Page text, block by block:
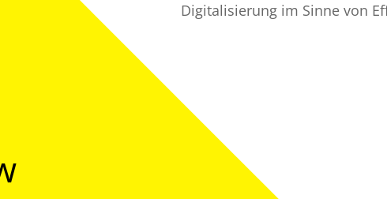
Digitalisierung im Sinne von